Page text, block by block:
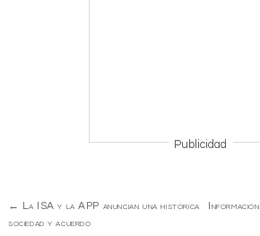
Publicidad
Navegación
de
← La ISA y la APP anuncian una histórica
sociedad y acuerdo